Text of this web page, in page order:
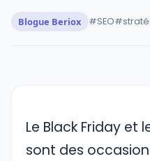
Blogue Beriox #SEO
Le Black Friday et
sont des